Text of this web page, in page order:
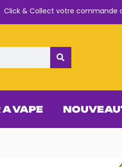
Click & Collect votre commande
A VAPE